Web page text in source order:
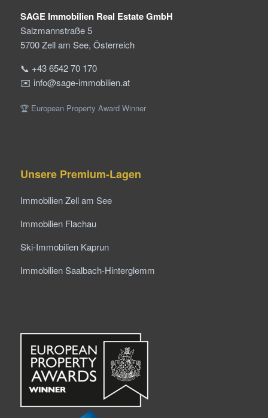
SAGE Immobilien Real Estate GmbH
Salzmannstraße 5
5700 Zell am See, Österreich
📞 +43 6542 70 170
✉️ info@sage-immobilien.at
🏆 European Property Award Winner
Unsere Premium-Lagen
Immobilien Zell am See
Immobilien Flachau
Ski-Immobilien Kaprun
Immobilien Saalbach-Hinterglemm